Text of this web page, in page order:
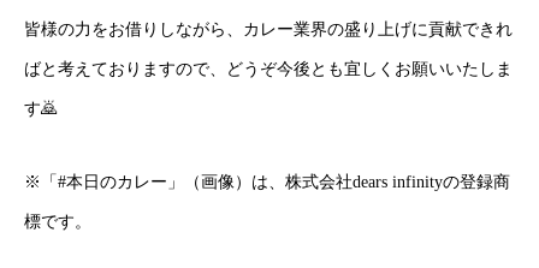
皆様の力をお借りしながら、カレー業界の盛り上げに貢献できれ
ばと考えておりますので、どうぞ今後とも宜しくお願いいたしま
す🙇
※「#本日のカレー」（画像）は、株式会社dears infinityの登録商
標です。